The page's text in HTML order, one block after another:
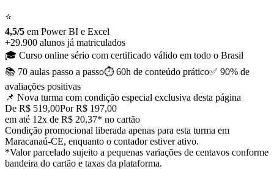
⭐
4,5/5 em Power BI e Excel
+29.900 alunos já matriculados
🎓 Curso online sério com certificado válido em todo o Brasil
📚 70 aulas passo a passo⏱️ 60h de conteúdo prático✅ 90% de
avaliações positivas
📌 Nova turma com condição especial exclusiva desta página
De R$ 519,00Por R$ 197,00
em até 12x de R$ 20,37* no cartão
Condição promocional liberada apenas para esta turma em
Maracanaú-CE, enquanto o contador estiver ativo.
*Valor parcelado sujeito a pequenas variações de centavos conforme
bandeira do cartão e taxas da plataforma.